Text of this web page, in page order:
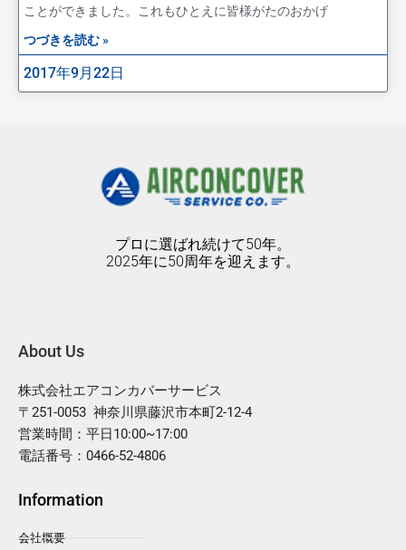
ことができました。これもひとえに皆様がたのおかげ
つづきを読む »
2017年9月22日
プロに選ばれ続けて50年。
2025年に50周年を迎えます。
About Us
株式会社エアコンカバーサービス
〒251-0053 神奈川県藤沢市本町2-12-4
営業時間：平日10:00~17:00
電話番号：0466-52-4806
Information
会社概要